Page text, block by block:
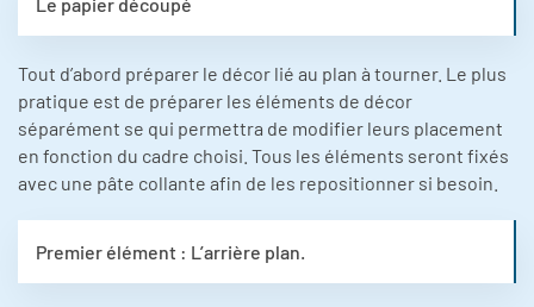
Tout d’abord préparer le décor lié au plan à tourner. Le plus
pratique est de préparer les éléments de décor
séparément se qui permettra de modifier leurs placement
en fonction du cadre choisi. Tous les éléments seront fixés
avec une pâte collante afin de les repositionner si besoin.
Premier élément : L’arrière plan.